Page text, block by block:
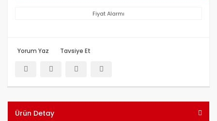
Fiyat Alarmı
Yorum Yaz Tavsiye Et
Ürün Detay